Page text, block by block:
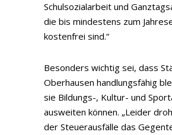
Schulsozialarbeit und
die bis mindestens zum
kostenfrei sind.“
Besonders wichtig sei, dass
Oberhausen handlungsfähig
sie Bildungs-, Kultur- und
ausweiten können. „Leider
der Steuerausfälle das